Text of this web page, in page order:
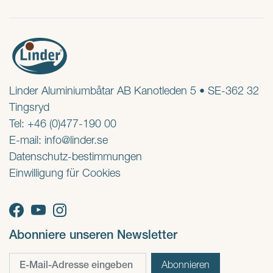
Linder Aluminiumbåtar AB Kanotleden 5 • SE-362 32
Tingsryd
Tel: +46 (0)477-190 00
E-mail: info@linder.se
Datenschutz-bestimmungen
Einwilligung für Cookies
Abonniere unseren Newsletter